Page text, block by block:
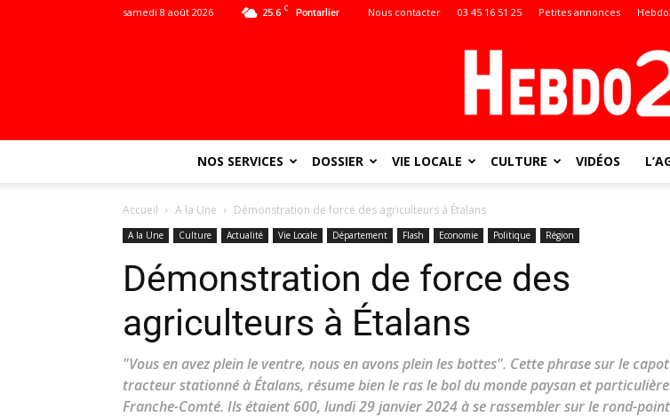
25.6 C Pontarlier
samedi 8 août 2026 Nous contacter 03 45 16 51 25 Petites annonces
toute
NOS SERVICES DOSSIER VIE LOCALE CULTURE VIDÉOS
Accueil A la Une Démonstration de force des agriculteurs à Étalans
A la Une Culture Actualité Vie Locale Département Flash Economie Politique Région
Démonstration de force des
agriculteurs à Étalans
"Vous en avez plein le ventre, nous en avons plein les bottes". Cette phrase sur le capot
tracteur stationné à Étalans, résume bien le ras le bol du monde paysan et
Franche-Comté. Ils étaient 600, lundi 29 janvier 2024 à se rassembler sur le rond-